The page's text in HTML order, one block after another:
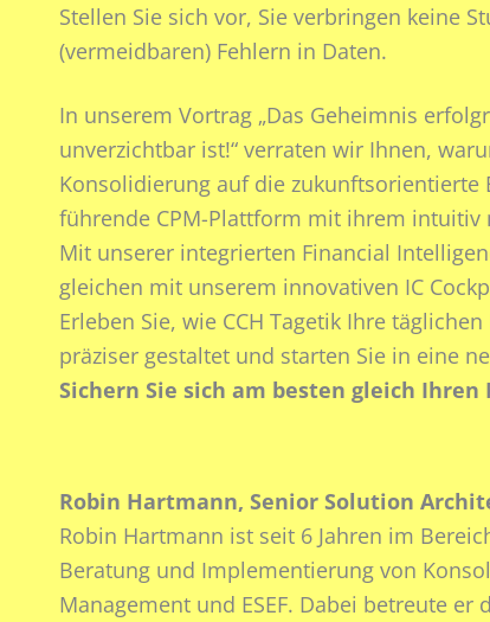
Stellen Sie sich vor, Sie verbringen keine
(vermeidbaren) Fehlern in Daten.
In unserem Vortrag „Das Geheimnis
unverzichtbar ist!“ verraten wir Ihnen,
Konsolidierung auf die zukunftsorientierte
führende CPM-Plattform mit ihrem intuitiv
Mit unserer integrierten Financial
gleichen mit unserem innovativen IC
Erleben Sie, wie CCH Tagetik Ihre
präziser gestaltet und starten Sie in eine
Sichern Sie sich am besten gleich
Robin Hartmann, Senior Solution
Robin Hartmann ist seit 6 Jahren im
Beratung und Implementierung von
Management und ESEF. Dabei betreute